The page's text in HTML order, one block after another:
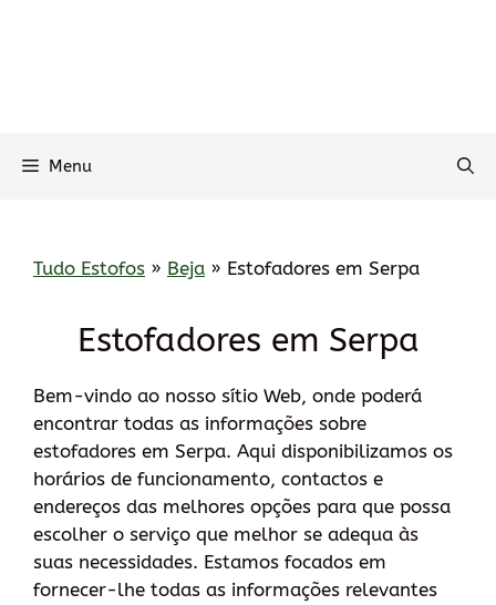
Menu
Tudo Estofos » Beja » Estofadores em Serpa
Estofadores em Serpa
Bem-vindo ao nosso sítio Web, onde poderá
encontrar todas as informações sobre
estofadores em Serpa. Aqui disponibilizamos os
horários de funcionamento, contactos e
endereços das melhores opções para que possa
escolher o serviço que melhor se adequa às
suas necessidades. Estamos focados em
fornecer-lhe todas as informações relevantes